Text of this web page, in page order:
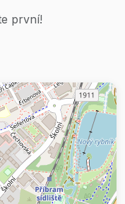
první!